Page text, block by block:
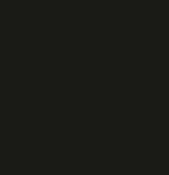
de Zé Ricardo. Eduardo
nesta terça-feira, no
falou sobre aproveitar os